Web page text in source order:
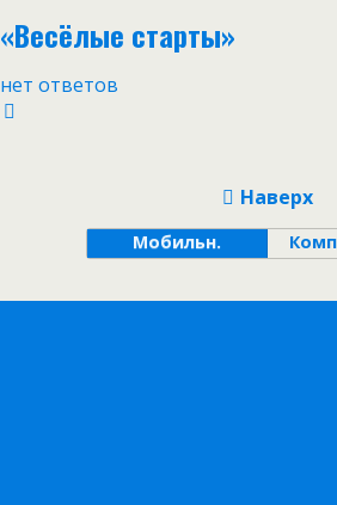
«Весёлые старты»
нет ответов
Наверх
Мобильн.